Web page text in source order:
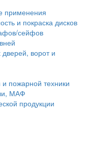
применения
и покраска дисков
сейфов
ворот и
и пожарной техники
МАФ
продукции